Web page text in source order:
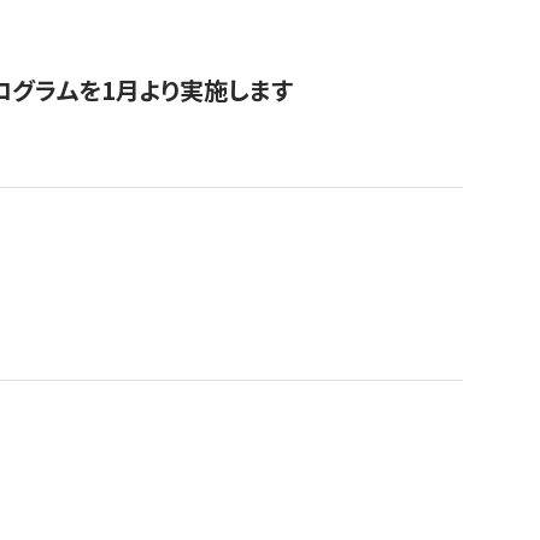
ラムを1月より実施します